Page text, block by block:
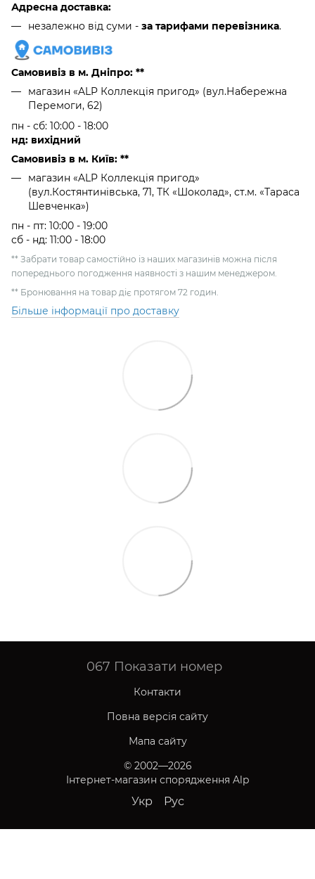
Адресна доставка:
незалежно від суми - за тарифами перевізника.
Самовивіз в м. Дніпро: **
магазин «ALP Коллекція пригод» (вул.Набережна
Перемоги, 62)
пн - сб: 10:00 - 18:00
нд: вихідний
Самовивіз в м. Київ: **
магазин «ALP Коллекція пригод»
(вул.Костянтинівська, 71, ТК «Шоколад», ст.м. «Тараса
Шевченка»)
пн - пт: 10:00 - 19:00
сб - нд: 11:00 - 18:00
** Забрати товар самостійно із наших магазинів можна після
попереднього погодження наявності з нашим менеджером.
** Бронювання на товар діє протягом 72 годин.
Більше інформації про доставку
067 Показати номер
Контакти
Повна версія сайту
Мапа сайту
© 2002—2026
Інтернет-магазин спорядження Alp
Укр Рус